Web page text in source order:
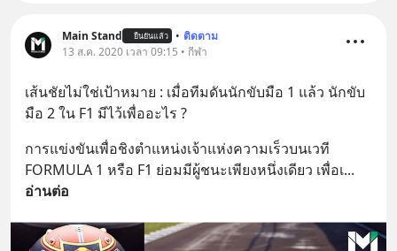
Main Stand ยืนยันแล้ว • ติดตาม
13 ส.ค. 2020 เวลา 09:15 • กีฬา
เส้นชัยไม่ใช่เป้าหมาย : เมื่อทีมดันนักขับมือ 1 แล้ว นักขับ
มือ 2 ใน F1 มีไว้เพื่ออะไร ?
การแข่งขันเพื่อชิงตำแหน่งเจ้าแห่งความเร็วบนเวที
FORMULA 1 หรือ F1 ย่อมมีผู้ชนะเพียงหนึ่งเดียว เพื่อเ
อ่านต่อ